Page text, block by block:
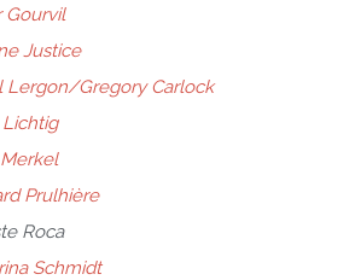
Gourvil
Justice
Lergon/Gregory Carlock
Prulhière
Roca
Schmidt